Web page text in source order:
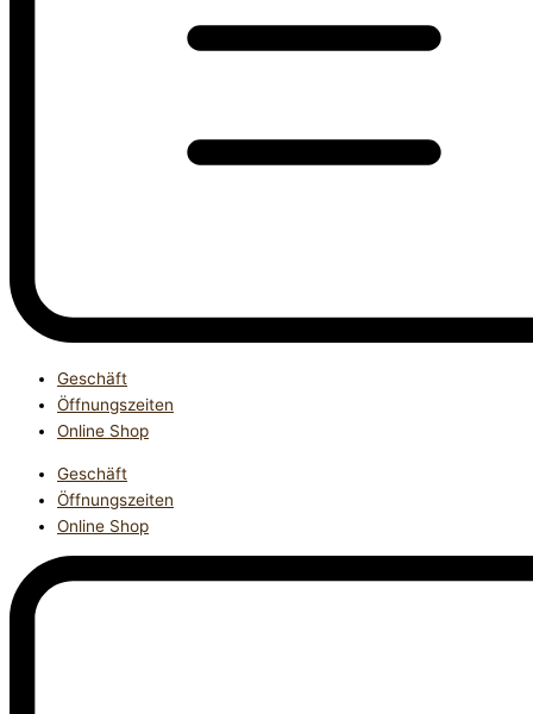
Geschäft
Öffnungszeiten
Online Shop
Geschäft
Öffnungszeiten
Online Shop